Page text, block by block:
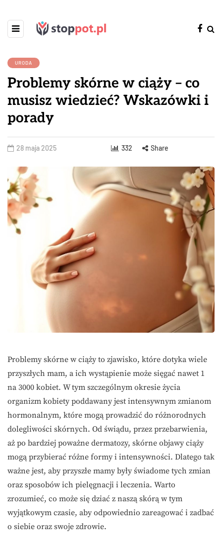
URODA
Problemy skórne w ciąży – co
musisz wiedzieć? Wskazówki i
porady
28 maja 2025 332 Share
Problemy skórne w ciąży to zjawisko, które dotyka wiele
przyszłych mam, a ich wystąpienie może sięgać nawet 1
na 3000 kobiet. W tym szczególnym okresie życia
organizm kobiety poddawany jest intensywnym zmianom
hormonalnym, które mogą prowadzić do różnorodnych
dolegliwości skórnych. Od świądu, przez przebarwienia,
aż po bardziej poważne dermatozy, skórne objawy ciąży
mogą przybierać różne formy i intensywności. Dlatego tak
ważne jest, aby przyszłe mamy były świadome tych zmian
oraz sposobów ich pielęgnacji i leczenia. Warto
zrozumieć, co może się dziać z naszą skórą w tym
wyjątkowym czasie, aby odpowiednio zareagować i zadbać
o siebie oraz swoje zdrowie.